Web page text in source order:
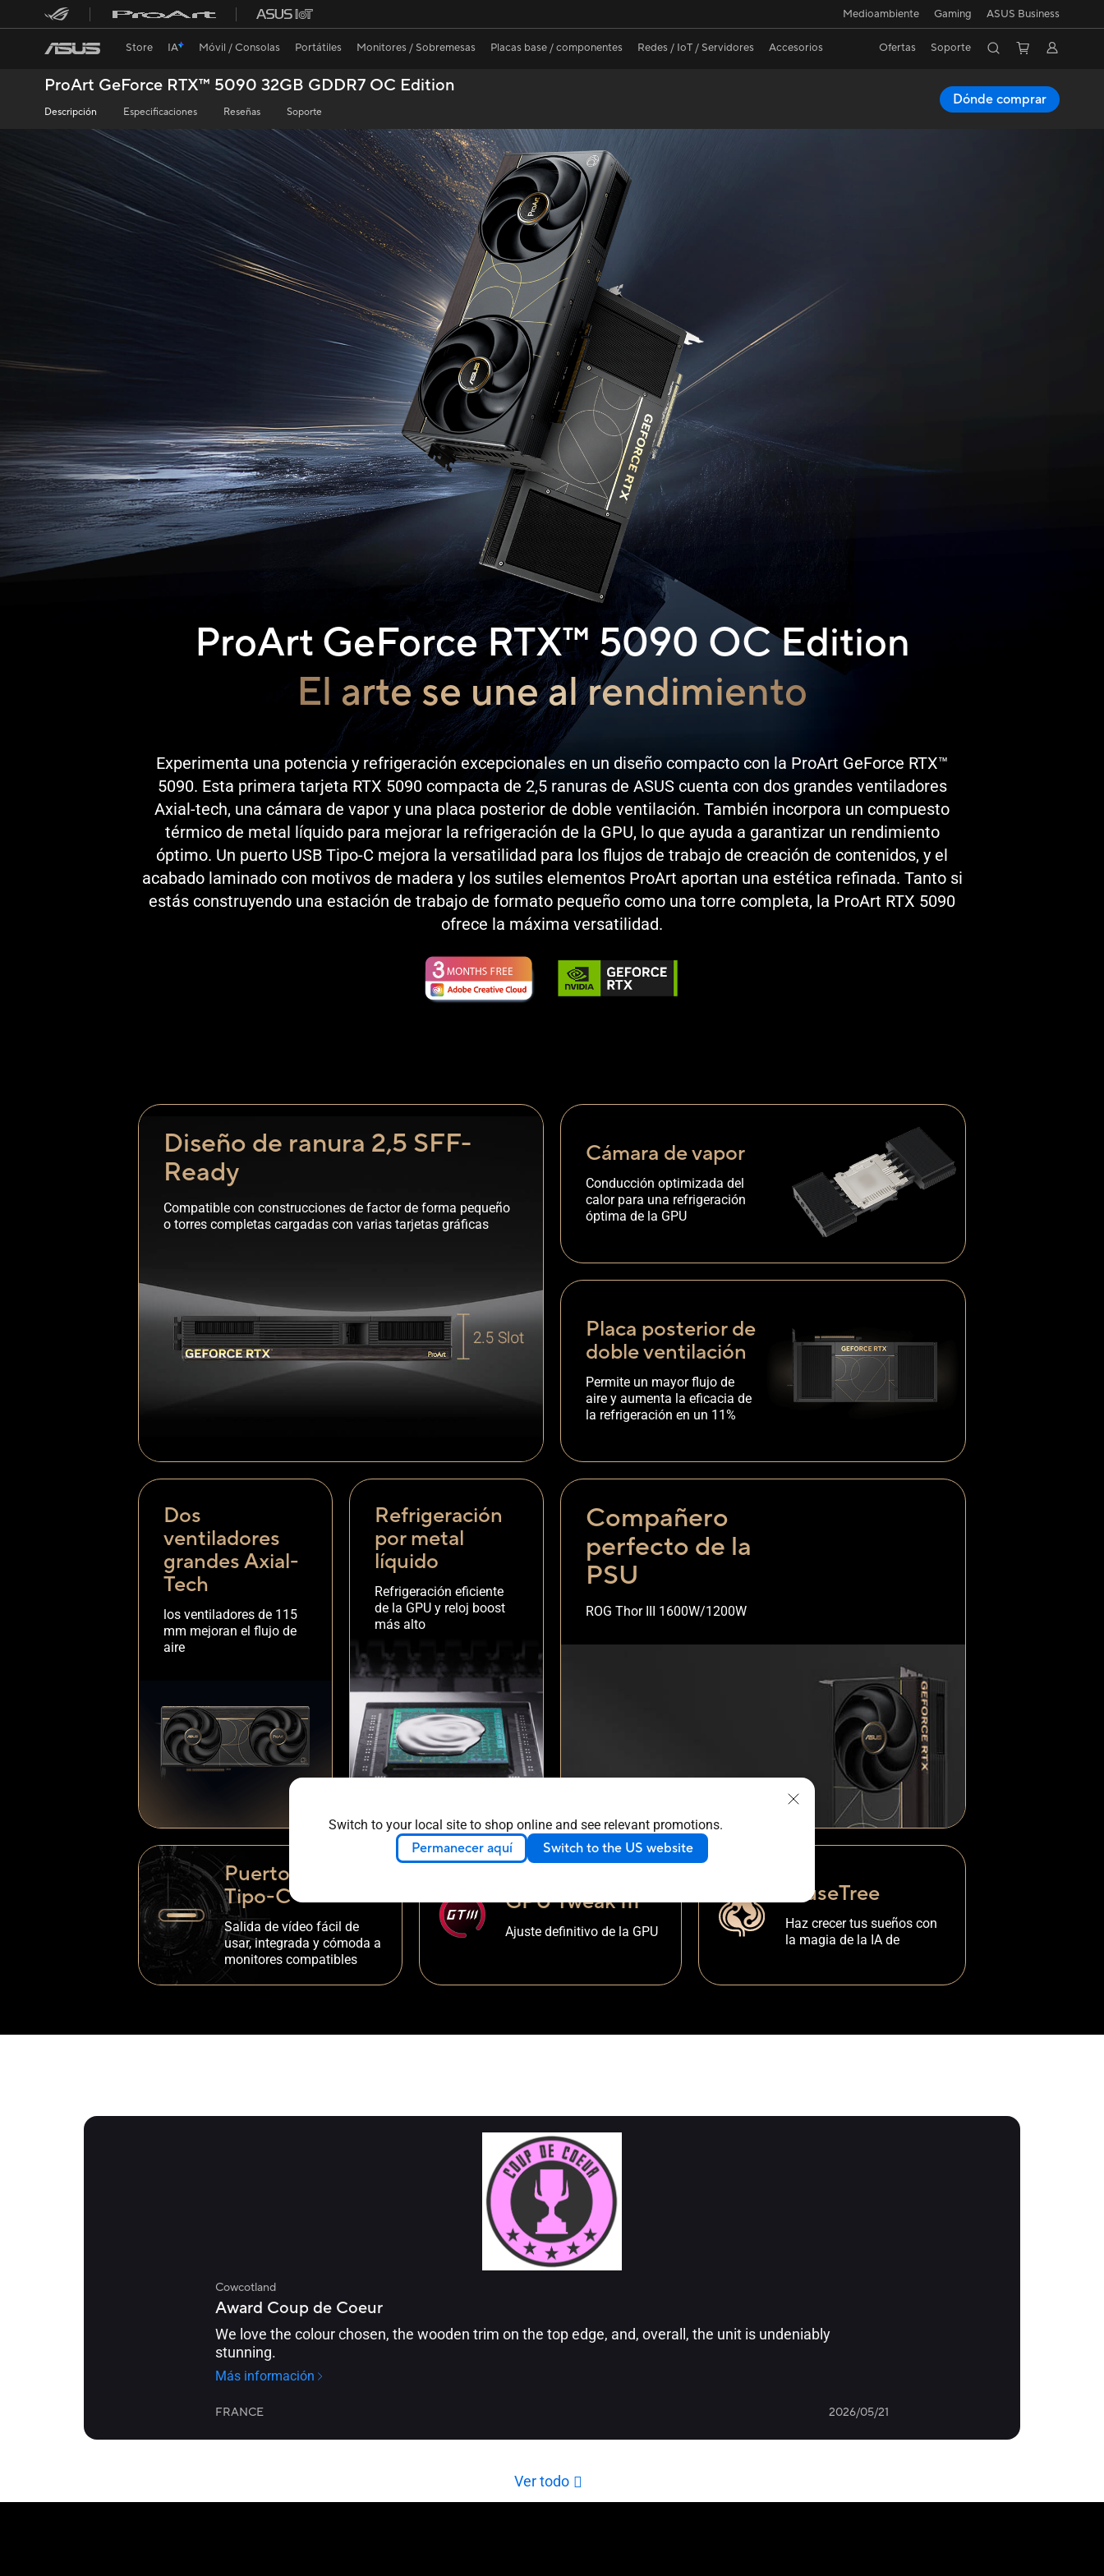
Switch to your local site to shop online and see relevant promotions.
Permanecer aquí Switch to the US website
Medioambiente Gaming ASUS Business
Store IA Móvil / Consolas Portátiles Monitores / Sobremesas Placas base / componentes Redes / IoT / Servidores Accesorios Ofertas Soporte
ProArt GeForce RTX™ 5090 32GB GDDR7 OC Edition
Descripción Especificaciones Reseñas Soporte
Dónde comprar
Tarjeta gráfica ProArt GeForce RTX™ 5090 flotando en un fondo de color de guerra con cimientos de hormigón
ProArt GeForceRTX™ 5090 OC Edition
El arte se une al rendimiento
Experimenta una potencia y refrigeración excepcionales en un diseño compacto con la ProArt GeForce RTX™
5090. Esta primera tarjeta RTX 5090 compacta de 2,5 ranuras de ASUS cuenta con dos grandes ventiladores
Axial-tech, una cámara de vapor y una placa posterior de doble ventilación. También incorpora un compuesto
térmico de metal líquido para mejorar la refrigeración de la GPU, lo que ayuda a garantizar un rendimiento
óptimo. Un puerto USB Tipo-C mejora la versatilidad para los flujos de trabajo de creación de contenidos, y el
acabado laminado con motivos de madera y los sutiles elementos ProArt aportan una estética refinada. Tanto si
estás construyendo una estación de trabajo de formato pequeño como una torre completa, la ProArt RTX 5090
ofrece la máxima versatilidad.
Diseño de ranura 2,5 SFF-
Ready
Compatible con construcciones de factor de forma pequeño
o torres completas cargadas con varias tarjetas gráficas
Cámara de vapor
Conducción optimizada del
calor para una refrigeración
óptima de la GPU
Placa posterior de
doble ventilación
Permite un mayor flujo de
aire y aumenta la eficacia de
la refrigeración en un 11%
Dos
ventiladores
grandes Axial-
Tech
los ventiladores de 115
mm mejoran el flujo de
aire
Refrigeración
por metal
líquido
Refrigeración eficiente
de la GPU y reloj boost
más alto
Compañero
perfecto de la
PSU
ROG Thor III 1600W/1200W
Puerto USB
Tipo-C
Salida de vídeo fácil de
usar, integrada y cómoda a
monitores compatibles
GPU Tweak III
Ajuste definitivo de la GPU
MuseTree
Haz crecer tus sueños con
la magia de la IA de